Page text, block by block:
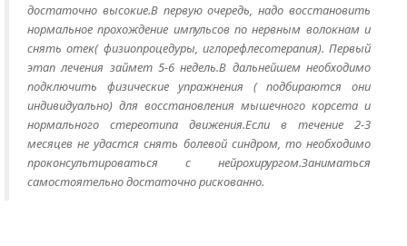
достаточно высокие.В первую очередь, надо восстановить
нормальное прохождение импульсов по нервным волокнам и
снять отек( физиопроцедуры, иглорефлесотерапия). Первый
этап лечения займет 5-6 недель.В дальнейшем необходимо
подключить физические упражнения ( подбираются они
индивидуально) для восстановления мышечного корсета и
нормального стереотипа движения.Если в течение 2-3
месяцев не удастся снять болевой синдром, то необходимо
проконсультироваться с нейрохирургом.Заниматься
самостоятельно достаточно рискованно.